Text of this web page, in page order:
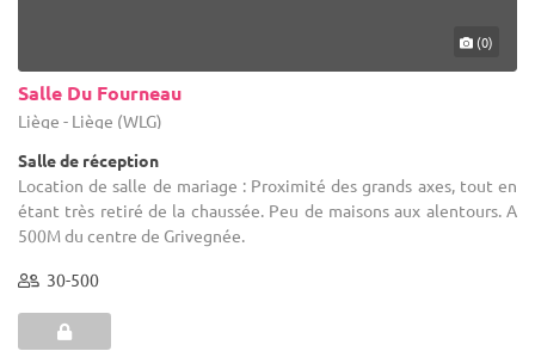
(0)
Salle Du Fourneau
Liège - Liège (WLG)
Salle de réception
Location de salle de mariage : Proximité des grands axes, tout en
étant très retiré de la chaussée. Peu de maisons aux alentours. A
500M du centre de Grivegnée.
30-500